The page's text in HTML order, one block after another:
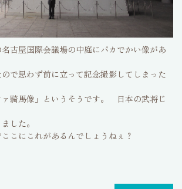
古屋国際会議場の中庭にバカでかい像があ
で思わず前に立って記念撮影してしまった
ァ騎馬像」というそうです。 日本の武将じ
ました。
こにこれがあるんでしょうねぇ？